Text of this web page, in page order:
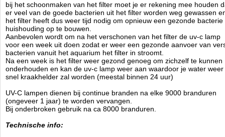
bij het schoonmaken van het filter moet je er rekening mee houden
er veel van de goede bacterien uit het filter worden weg gewassen
het filter heeft dus weer tijd nodig om opnieuw een gezonde bacterie
huishouding op te bouwen.
Aanbevolen wordt om na het verschonen van het filter de uv-c lamp
voor een week uit doen zodat er weer een gezonde aanvoer van
bacterien vanuit het aquarium het filter in stroomt.
Na een week is het filter weer gezond genoeg om zichzelf te kunnen
onderhouden en kan de uv-c lamp weer aan waardoor je water weer
snel kraakhelder zal worden (meestal binnen 24 uur)
UV-C lampen dienen bij continue branden na elke 9000 branduren
(ongeveer 1 jaar) te worden vervangen.
Bij onderbroken gebruik na ca 8000 branduren.
Technische info: